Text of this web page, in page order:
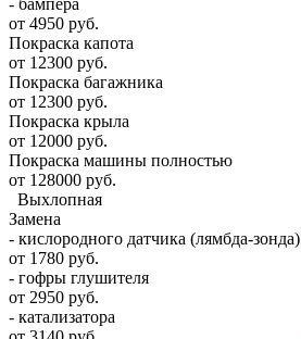
от 4950 руб.
Покраска капота
от 12300 руб.
Покраска багажника
от 12300 руб.
Покраска крыла
от 12000 руб.
Покраска машины полностью
от 128000 руб.
Выхлопная
Замена
- кислородного датчика (лямбда-зонда)
от 1780 руб.
- гофры глушителя
от 2950 руб.
- катализатора